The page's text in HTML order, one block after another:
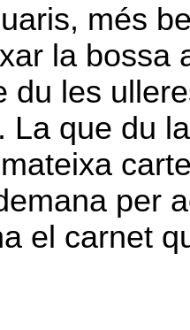
més
la bossa
du les
La que du
per
el carnet